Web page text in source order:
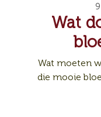
Wat
Wat moeten
die mooie